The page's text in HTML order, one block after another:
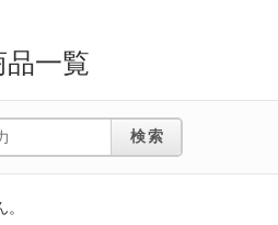
一覧
検索